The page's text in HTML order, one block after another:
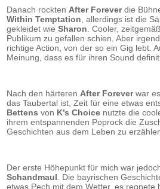
Danach rocktenAfter Foreverdie
Within Temptation, allerdings ist die
gekleidet wieSharon. Cooler,
Publikum zu gefallen schien. Aber
richtige Action, von der so ein Gig lebt.
Meinung, dass es für ihren Sound
Nach den härterenAfter Foreverwar
das Taubertal ist, Zeit für eine etwas
Bettens von K’s Choice nutzte die
ihrem entspannenden Poprock die
Geschichten aus dem Leben zu
Der erste Höhepunkt für mich war
Schandmaul. Die bayrischen
etwas Pech mit dem Wetter, es regnete